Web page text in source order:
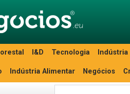
I&D Tecnologia Indústria
Indústria Alimentar Negócios